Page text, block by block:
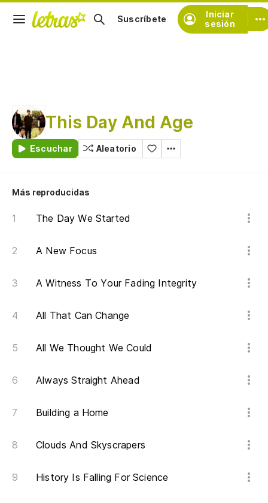
Iniciar
sesión
Suscríbete
This Day And Age
Escuchar Aleatorio
Más reproducidas
The Day We Started
A New Focus
A Witness To Your Fading Integrity
All That Can Change
All We Thought We Could
Always Straight Ahead
Building a Home
Clouds And Skyscrapers
History Is Falling For Science